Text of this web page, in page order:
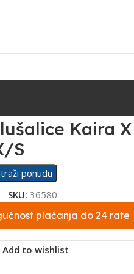
Kaira
S
ponudu
SKU: 36580
plaćanja do 24 rate
Add to wishlist